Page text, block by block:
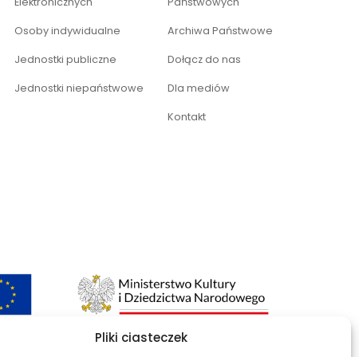
Pliki ciasteczek
Osoby indywidualne
Jednostki publiczne
Jednostki niepaństwowe
Archiwa Państwowe
Dołącz do nas
Dla mediów
Kontakt